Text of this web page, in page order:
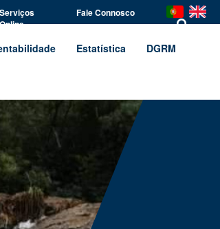
Serviços
Online
Fale Connosco
Estatística DGRM